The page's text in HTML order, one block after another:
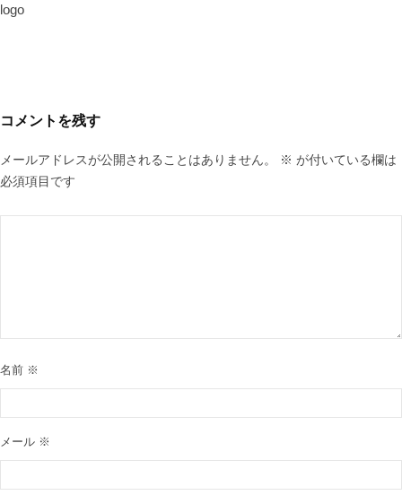
logo
コメントを残す
メールアドレスが公開されることはありません。 ※ が付いている欄は
必須項目です
名前 ※
メール ※